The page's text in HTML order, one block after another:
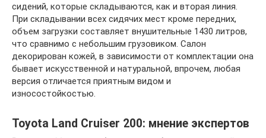
сидений, которые складываются, как и вторая линия.
При складывании всех сидячих мест кроме передних,
объем загрузки составляет внушительные 1430 литров,
что сравнимо с небольшим грузовиком. Салон
декорирован кожей, в зависимости от комплектации она
бывает искусственной и натуральной, впрочем, любая
версия отличается приятным видом и
износостойкостью.
Toyota Land Cruiser 200: мнение экспертов